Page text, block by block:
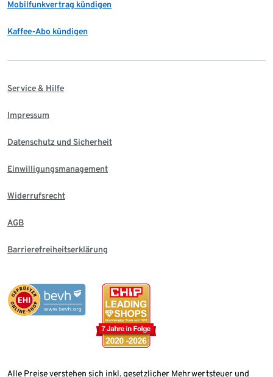
Mobilfunkvertrag kündigen
Kaffee-Abo kündigen
Service & Hilfe
Impressum
Datenschutz und Sicherheit
Einwilligungsmanagement
Widerrufsrecht
AGB
Barrierefreiheitserklärung
Alle Preise verstehen sich inkl. gesetzlicher Mehrwertsteuer und